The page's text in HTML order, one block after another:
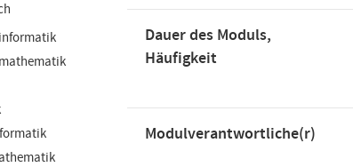
Dauer des Moduls,
Häufigkeit
Modulverantwortliche(r)